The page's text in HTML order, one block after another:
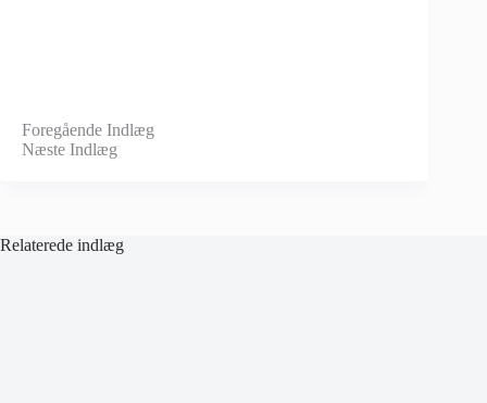
Foregående Indlæg
Næste Indlæg
Relaterede indlæg